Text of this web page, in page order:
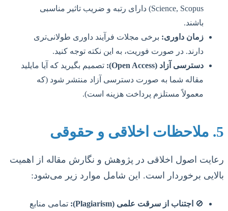
Science, Scopus) دارای رتبه و ضریب تاثیر مناسبی
باشند.
زمان داوری: برخی مجلات فرآیند داوری طولانی‌تری
دارند. در صورت فوریت، به این نکته توجه کنید.
دسترسی آزاد (Open Access):
تصمیم بگیرید که آیا مایلید
مقاله شما به صورت دسترسی آزاد منتشر شود (که
معمولاً مستلزم پرداخت هزینه است).
5. ملاحظات اخلاقی و حقوقی
رعایت اصول اخلاقی در پژوهش و نگارش مقاله از اهمیت
بالایی برخوردار است. این شامل موارد زیر می‌شود:
🚫 اجتناب از سرقت علمی (Plagiarism):
تمامی منابع